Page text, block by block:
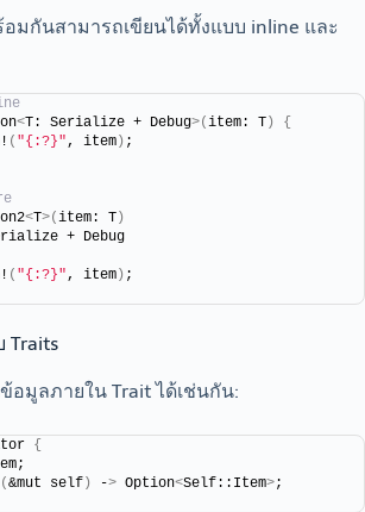
อมกันสามารถเขียนได้ทั้งแบบ inline และ
<T: Serialize + Debug>(item: T )
{
( "{:?}", item ) ;
<T>(item: T )
+ Debug
( "{:?}", item ) ;
Traits
มูลภายใน Trait ได้เช่นกัน:
{
(&mut self ) -> Option<Self::Item>;